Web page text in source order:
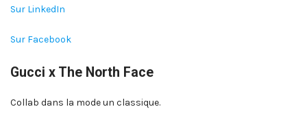
Sur LinkedIn
Sur Facebook
Gucci x The North Face
Collab dans la mode un classique.